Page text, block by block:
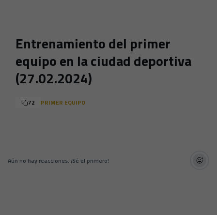
Entrenamiento del primer
equipo en la ciudad deportiva
(27.02.2024)
72 PRIMER EQUIPO
Aún no hay reacciones. ¡Sé el primero!